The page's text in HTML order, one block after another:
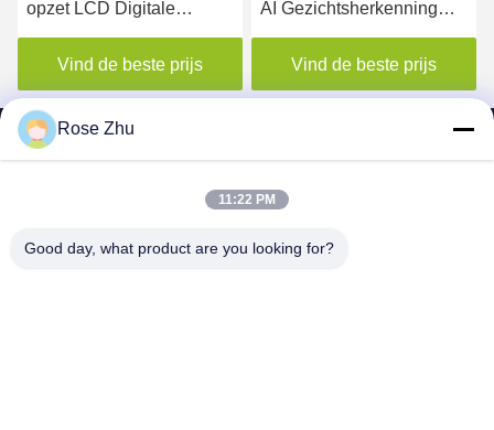
opzet LCD Digitale
Menuraad voor
Restaurant
Vind de beste prijs
AI Gezichtsherkenning
LCD Advertentie lift
digitaal borden display
Vind de beste prijs
SHENZHEN MERCEDESTECHNOLOGY CO.,
Rose Zhu
11:22 PM
Good day, what product are you looking for?